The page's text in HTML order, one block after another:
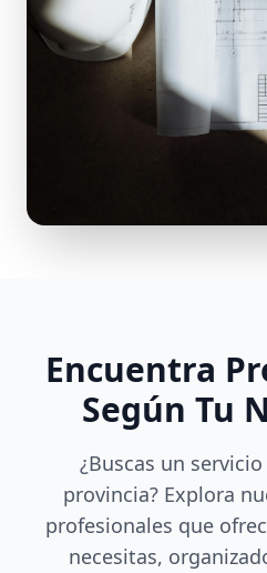
Encuentra
Según Tu
¿Buscas un
provincia? Explora
profesionales que
necesitas,